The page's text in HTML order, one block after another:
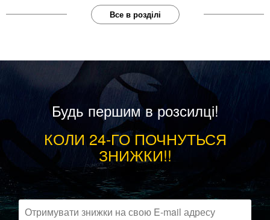
Все в розділі
Будь першим в розсилці!
КОЛИ 24-ГО ПОЧНУТЬСЯ
ЗНИЖКИ!!